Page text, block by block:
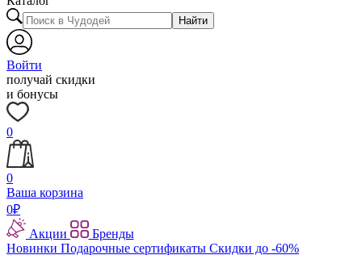
Найти
Войти
получай скидки
и бонусы
0
0
Ваша корзина
0₽
Акции
Бренды
Новинки Подарочные сертификаты Скидки до -60%